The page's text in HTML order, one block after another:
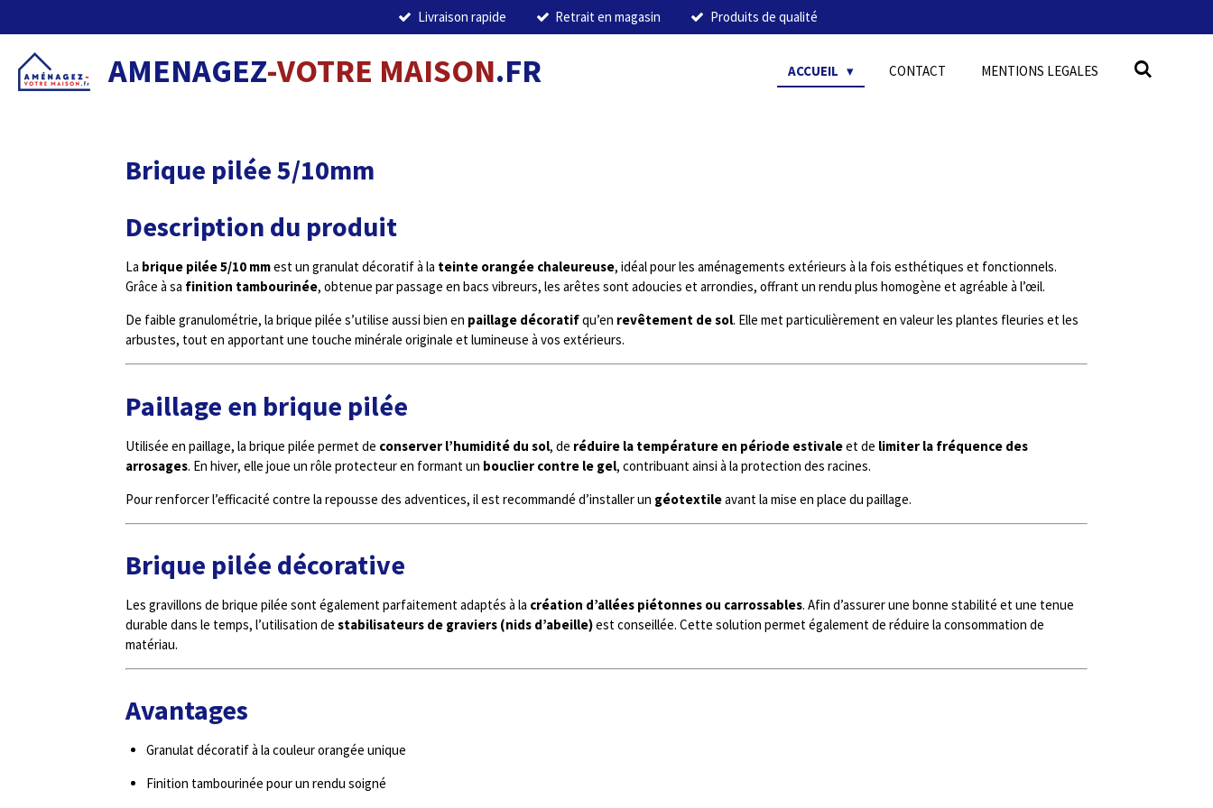
au
contenu
principal
Livraison rapide Retrait en magasin Produits de qualité
AMENAGEZ-VOTRE MAISON.FR ACCUEIL CONTACT MENTIONS LEGALES
Brique pilée 5/10mm
Description du produit
La brique pilée 5/10 mmest un granulat décoratif à la teinte orangée chaleureuse, idéal pour les aménagements extérieurs à la fois esthétiques et fonctionnels.
Grâce à sa finition tambourinée, obtenue par passage en bacs vibreurs, les arêtes sont adoucies et arrondies, offrant un rendu plus homogène et agréable à l’œil.
De faible granulométrie, la brique pilée s’utilise aussi bien en paillage décoratifqu’en revêtement de sol. Elle met particulièrement en valeur les plantes fleuries et les
arbustes, tout en apportant une touche minérale originale et lumineuse à vos extérieurs.
Paillage en brique pilée
Utilisée en paillage, la brique pilée permet de conserver l’humidité du sol, de réduire la température en période estivaleet de limiter la fréquence des
arrosages. En hiver, elle joue un rôle protecteur en formant un bouclier contre le gel, contribuant ainsi à la protection des racines.
Pour renforcer l’efficacité contre la repousse des adventices, il est recommandé d’installer un géotextileavant la mise en place du paillage.
Brique pilée décorative
Les gravillons de brique pilée sont également parfaitement adaptés à la création d’allées piétonnes ou carrossables. Afin d’assurer une bonne stabilité et une tenue
durable dans le temps, l’utilisation de stabilisateurs de graviers (nids d’abeille)est conseillée. Cette solution permet également de réduire la consommation de
matériau.
Avantages
Granulat décoratif à la couleur orangée unique
Finition tambourinée pour un rendu soigné